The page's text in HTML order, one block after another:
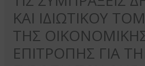
ΚΑΙ ΙΔΙΩΤΙΚΟΥ
ΤΗΣ
ΕΠΙΤΡΟΠΗΣ ΓΙΑ